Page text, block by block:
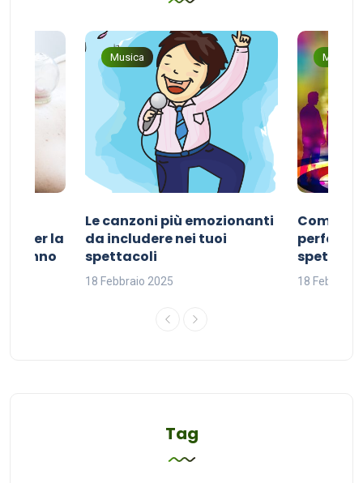
per la
sonno
Musica
Le canzoni più emozionanti
da includere nei tuoi
spettacoli
18 Febbraio 2025
Musica
Come
perfetta
18 Febbraio
Tag